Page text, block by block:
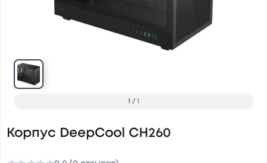
1 / 1
Корпус DeepCool CH260